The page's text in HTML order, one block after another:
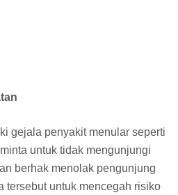
gejala penyakit menular seperti
untuk tidak mengunjungi
berhak menolak pengunjung
tersebut untuk mencegah risiko